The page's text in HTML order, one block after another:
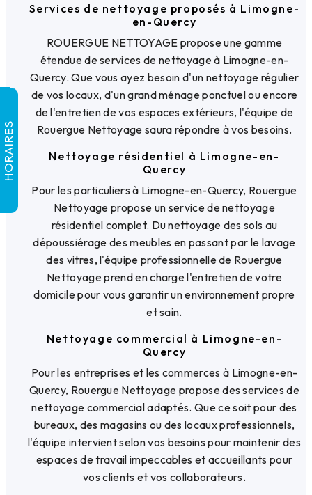
Services de nettoyage proposés à Limogne-
en-Quercy
ROUERGUE NETTOYAGE propose une gamme
étendue de services de nettoyage à Limogne-en-
Quercy. Que vous ayez besoin d'un nettoyage régulier
de vos locaux, d'un grand ménage ponctuel ou encore
de l'entretien de vos espaces extérieurs, l'équipe de
Rouergue Nettoyage saura répondre à vos besoins.
Nettoyage résidentiel à Limogne-en-
Quercy
Pour les particuliers à Limogne-en-Quercy, Rouergue
Nettoyage propose un service de nettoyage
résidentiel complet. Du nettoyage des sols au
dépoussiérage des meubles en passant par le lavage
des vitres, l'équipe professionnelle de Rouergue
Nettoyage prend en charge l'entretien de votre
domicile pour vous garantir un environnement propre
et sain.
Nettoyage commercial à Limogne-en-
Quercy
Pour les entreprises et les commerces à Limogne-en-
Quercy, Rouergue Nettoyage propose des services de
nettoyage commercial adaptés. Que ce soit pour des
bureaux, des magasins ou des locaux professionnels,
l'équipe intervient selon vos besoins pour maintenir des
espaces de travail impeccables et accueillants pour
vos clients et vos collaborateurs.
HORAIRES